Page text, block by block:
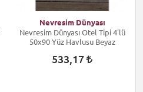
Nevresim Dünyası
Nevresim Dünyası Otel Tipi 4'lü
50x90 Yüz Havlusu Beyaz
533,17